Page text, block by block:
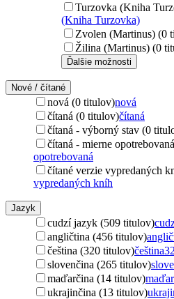
Turzovka (Kniha
(Kniha Turzovka)
Zvolen (Martinus) (0
Žilina (Martinus) (0
Ďalšie možnosti
Nové / čítané
nová (0 titulov)nová
čítaná (0 titulov)čítaná
čítaná - výborný stav (0
čítaná - mierne
opotrebovaná
čítané verzie vypredaných
vypredaných kníh
Jazyk
cudzí jazyk (509 titulov)
angličtina (456 titulov)
čeština (320 titulov)čeština
slovenčina (265 titulov)
maďarčina (14 titulov)
ukrajinčina (13 titulov)